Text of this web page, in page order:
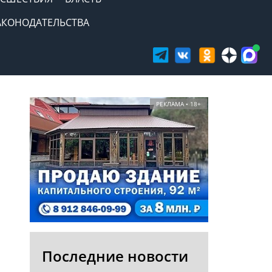
РЕКЛАМА • 18+
Последние новости